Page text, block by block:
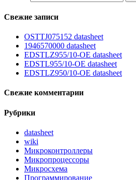
Свежие записи
OSTTJ075152 datasheet
1946570000 datasheet
EDSTLZ955/10-OE datasheet
EDSTL955/10-OE datasheet
EDSTLZ950/10-OE datasheet
Свежие комментарии
Рубрики
datasheet
wiki
Микроконтроллеры
Микропроцессоры
Микросхема
Программирование